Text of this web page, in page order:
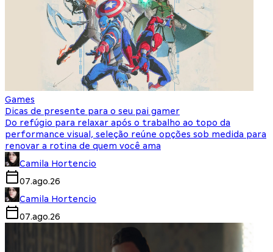
Games
Dicas de presente para o seu pai gamer
Do refúgio para relaxar após o trabalho ao topo da
performance visual, seleção reúne opções sob medida para
renovar a rotina de quem você ama
Camila Hortencio
07.ago.26
Camila Hortencio
07.ago.26